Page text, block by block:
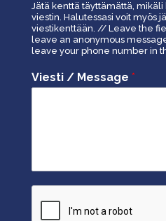
Jätä kenttä täyttämättä,
viestin. Halutessasi voit myös
viestikenttään. // Leave the
leave an anonymous
leave your phone number in
Viesti / Message *